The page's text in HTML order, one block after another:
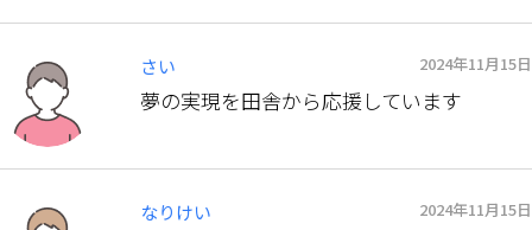
さい 2024年11月15日
夢の実現を田舎から応援しています
なりけい 2024年11月15日